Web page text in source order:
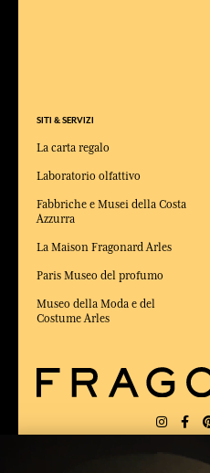
SITI & SERVIZI
La carta regalo
Laboratorio olfattivo
Fabbriche e Musei della Costa
Azzurra
La Maison Fragonard Arles
Paris Museo del profumo
Museo della Moda e del
Costume Arles